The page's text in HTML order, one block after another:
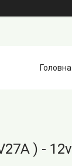
Головна
) - 12v